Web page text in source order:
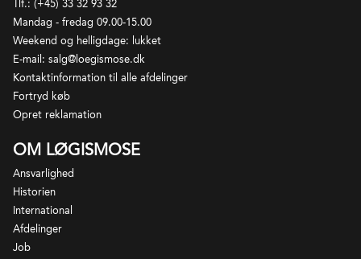
Forvent diskrete naturvinskarakteristika.
jordbunden minder mere om Fleurie med dominans
af granit og sand, selvom vinmarkerne ligger noget
højere i Chiroubles. Udsving mellem nat- og
dagtemperatur er markeret her, og vinmarkerne er
som regel nogle af de sidste til at blive høstet i
Beaujolais. Vinene er til den lette og ofte mere
Gamay er eneste druesort og kun rødvin må
produceres i Chiroubles.
Tlf.: (+45) 33 32 93 32
Mandag - fredag 09.00-15.00
Weekend og helligdage: lukket
E-mail: salg@loegismose.dk
Kontaktinformation til alle afdelinger
Fortryd køb
Opret reklamation
OM LØGISMOSE
Ansvarlighed
Historien
International
Afdelinger
Job